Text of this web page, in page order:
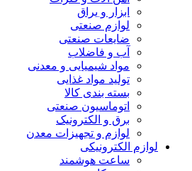
ابزار و یراق
لوازم صنعتی
ضایعات صنعتی
آب و فاضلاب
مواد شیمیایی و معدنی
تولید مواد غذایی
بسته بندی کالا
اتوماسیون صنعتی
برق و الکترونیک
لوازم و تجهیزات معدن
لوازم الکترونیکی
ساعت هوشمند